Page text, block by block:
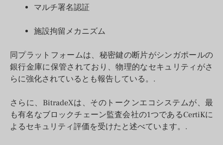
マルチ署名認証
施設拘留メカニズム
同プラットフォームは、秘密鍵の断片がシンガポールの
銀行金庫に保管されており、物理的なセキュリティがさ
らに強化されているとも報告している。.
さらに、BitradeXは、そのトークンエコシステムが、最
も有名なブロックチェーン監査会社の1つであるCertiKに
よるセキュリティ評価を受けたと述べています。.